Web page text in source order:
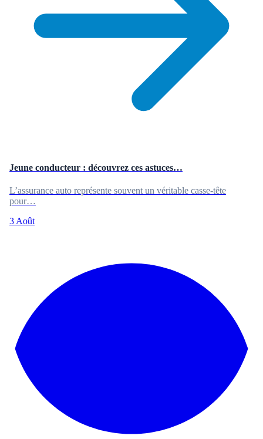
Jeune conducteur : découvrez ces astuces…
L’assurance auto représente souvent un véritable casse-tête
pour…
3 Août